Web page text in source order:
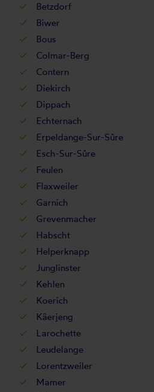
Betzdorf
Biwer
Bous
Colmar-Berg
Contern
Diekirch
Dippach
Echternach
Erpeldange-Sur-Sûre
Esch-Sur-Sûre
Feulen
Flaxweiler
Garnich
Grevenmacher
Habscht
Helperknapp
Junglinster
Kehlen
Koerich
Käerjeng
Larochette
Leudelange
Lorentzweiler
Mamer